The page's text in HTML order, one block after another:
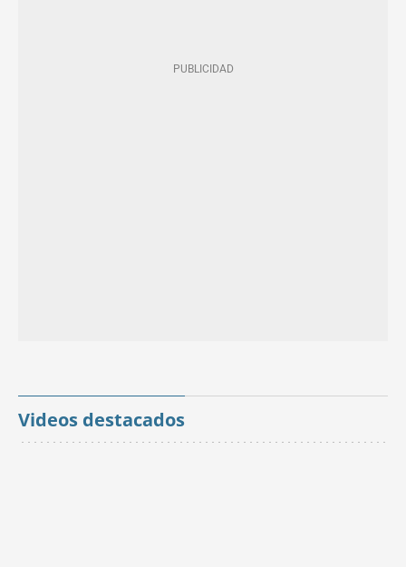
Videos destacados